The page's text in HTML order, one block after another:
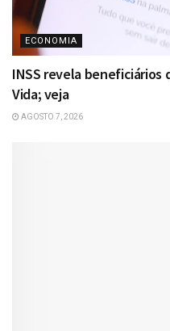
ECONOMIA
INSS revela beneficiários
Vida; veja
AGOSTO 7, 2026